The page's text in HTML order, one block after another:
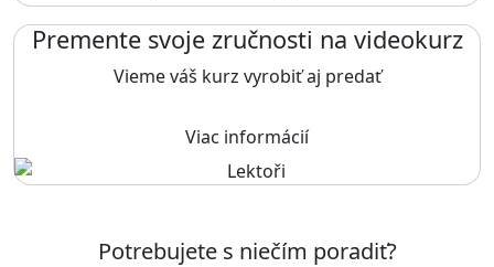
Premente svoje zručnosti na videokurz
Vieme váš kurz vyrobiť aj predať
Viac informácií
Potrebujete s niečím poradiť?